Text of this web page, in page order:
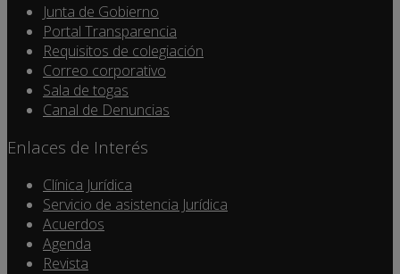
Junta de Gobierno
Portal Transparencia
Requisitos de colegiación
Correo corporativo
Sala de togas
Canal de Denuncias
Enlaces de Interés
Clínica Jurídica
Servicio de asistencia Jurídica
Acuerdos
Agenda
Revista